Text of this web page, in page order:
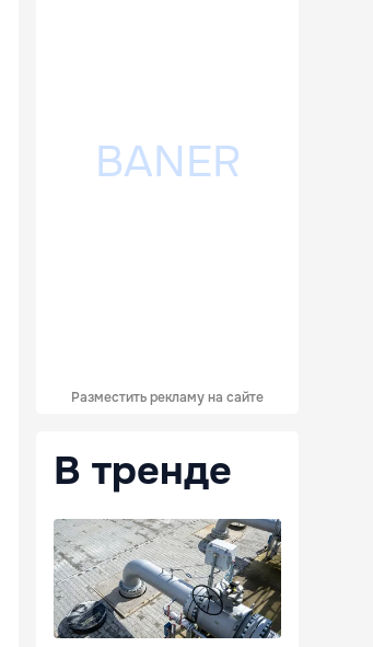
Разместить рекламу на сайте
В тренде